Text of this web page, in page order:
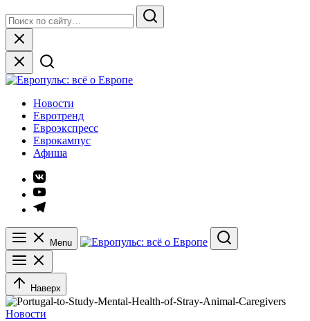
to
content
for:
Search
Close
Европульс: всё о Европе
Новости
Евротренд
Евроэкспресс
Еврокампус
Афиша
Элемент
меню
Элемент
меню
Элемент
Menu
Search
Наверх
Новости